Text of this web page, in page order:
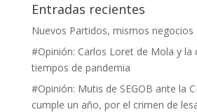
Entradas recientes
Nuevos Partidos, mismos negocios
#Opinión: Carlos Loret de Mola y la
tiempos de pandemia
#Opinión: Mutis de SEGOB ante la
cumple un año, por el crimen de